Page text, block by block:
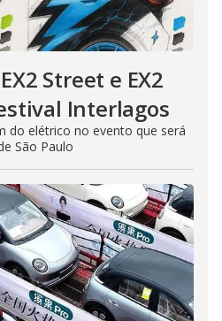
Street e EX2
Interlagos
do elétrico no evento que será
São Paulo